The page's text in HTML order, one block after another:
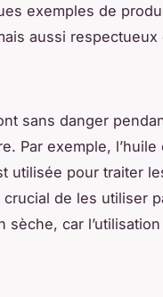
exemples de
aussi respectueux
sans danger
Par exemple,
utilisée pour traiter
de les utiliser
sèche, car